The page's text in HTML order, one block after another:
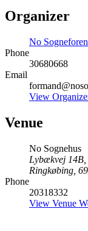
Organizer
No
Phone
30680668
Email
View
Venue
No Sognehus
Lybækvej 14B,
Ringkøbing
Phone
20318332
View Venue